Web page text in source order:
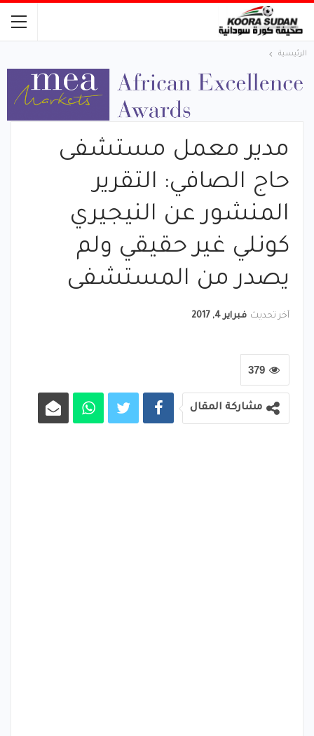
الرئيسية
مدير معمل مستشفى
حاج الصافي: التقرير
المنشور عن النيجيري
كونلي غير حقيقي ولم
يصدر من المستشفى
آخر تحديث فبراير 4, 2017
379
مشاركة المقال